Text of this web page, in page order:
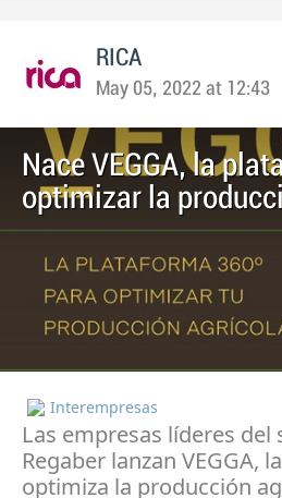
RICA
May 05, 2022 at 12:43
Nace VEGGA, la
optimizar la
Interempresas
Las empresas líderes
Regaber lanzan VEGGA,
optimiza la producción